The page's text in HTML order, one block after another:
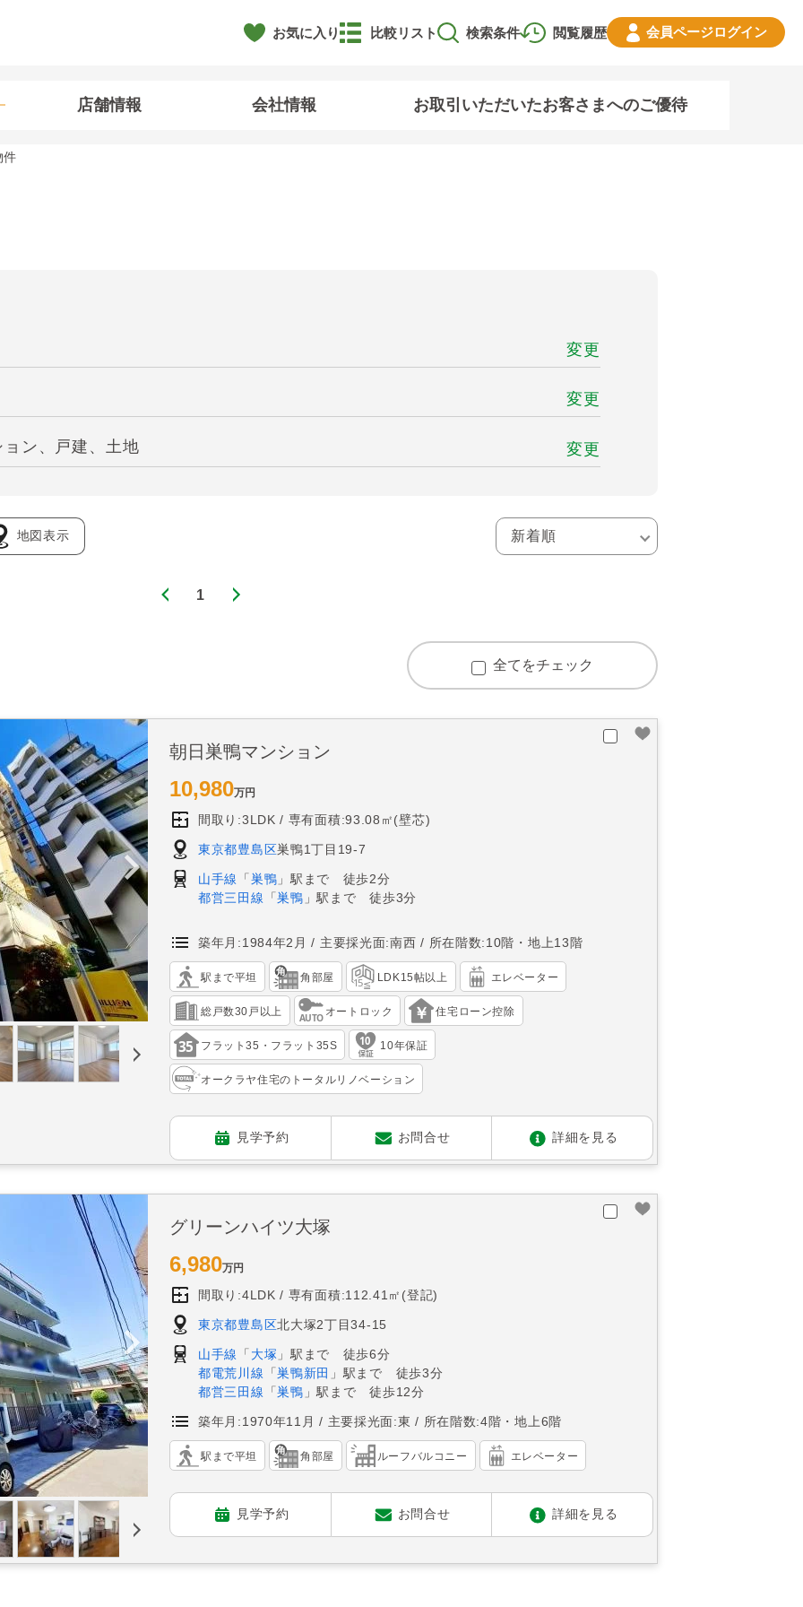
お気に入り 閲覧履歴
比較リスト 検索条件 会員ページログイン
店舗情報 会社情報 お取引いただいたお客さまへのご優待
件
変更
変更
ン、戸建、土地 変更
地図表示
1
全てをチェック
朝日巣鴨マンション
10,980万円
間取り:3LDK 専有面積:93.08㎡(壁芯)
東京都豊島区巣鴨1丁目19-7
山手線 「 巣鴨 」駅まで 徒歩2分
都営三田線 「巣鴨 」駅まで 徒歩3分
築年月:1984年2月 主要採光面:南西 所在階数:10階・地上13階
駅まで平坦 角部屋 LDK15帖以上 エレベーター
総戸数30戸以上 オートロック 住宅ローン控除
フラット35・フラット35S 10年保証
オークラヤ住宅のトータルリノベーション
見学予約 お問合せ 詳細を見る
グリーンハイツ大塚
6,980万円
間取り:4LDK 専有面積:112.41㎡(登記)
東京都豊島区北大塚2丁目34-15
山手線 「 大塚 」駅まで 徒歩6分
都電荒川線 「巣鴨新田 」駅まで 徒歩3分
都営三田線 「巣鴨 」駅まで 徒歩12分
築年月:1970年11月 主要採光面:東 所在階数:4階・地上6階
駅まで平坦 角部屋 ルーフバルコニー エレベーター
見学予約 お問合せ 詳細を見る